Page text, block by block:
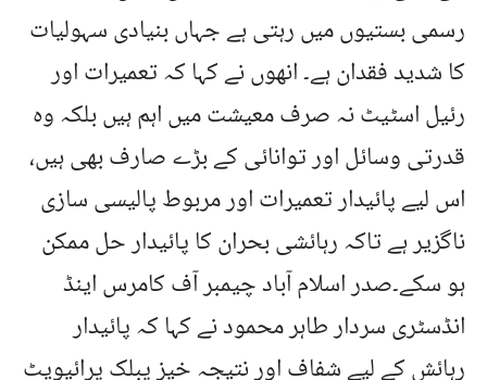
رسمی بستیوں میں رہتی ہے جہاں بنیادی سہولیات
کا شدید فقدان ہے۔ انھوں نے کہا کہ تعمیرات اور
رئیل اسٹیٹ نہ صرف معیشت میں اہم ہیں بلکہ وہ
قدرتی وسائل اور توانائی کے بڑے صارف بھی ہیں،
اس لیے پائیدار تعمیرات اور مربوط پالیسی سازی
ناگزیر ہے تاکہ رہائشی بحران کا پائیدار حل ممکن
ہو سکے۔صدر اسلام آباد چیمبر آف کامرس اینڈ
انڈسٹری سردار طاہر محمود نے کہا کہ پائیدار
رہائش کے لیے شفاف اور نتیجہ خیز پبلک پرائیویٹ